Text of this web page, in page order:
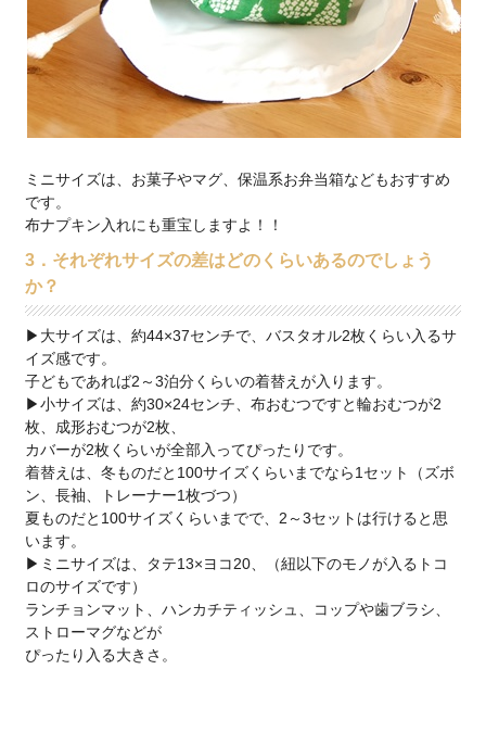
ミニサイズは、お菓子やマグ、保温系お弁当箱などもおすすめ
です。
布ナプキン入れにも重宝しますよ！！
3．それぞれサイズの差はどのくらいあるのでしょう
か？
▶大サイズは、約44×37センチで、バスタオル2枚くらい入るサ
イズ感です。
子どもであれば2～3泊分くらいの着替えが入ります。
▶小サイズは、約30×24センチ、布おむつですと輪おむつが2
枚、成形おむつが2枚、
カバーが2枚くらいが全部入ってぴったりです。
着替えは、冬ものだと100サイズくらいまでなら1セット（ズボ
ン、長袖、トレーナー1枚づつ）
夏ものだと100サイズくらいまでで、2～3セットは行けると思
います。
▶ミニサイズは、タテ13×ヨコ20、（紐以下のモノが入るトコ
ロのサイズです）
ランチョンマット、ハンカチティッシュ、コップや歯ブラシ、
ストローマグなどが
ぴったり入る大きさ。